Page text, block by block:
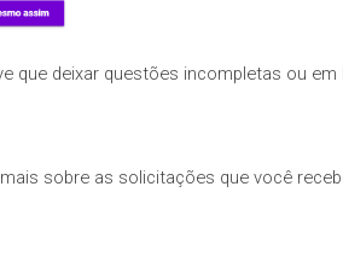
que deixar questões incompletas ou
sobre as solicitações que você